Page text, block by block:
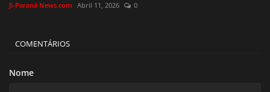
Ji-Paraná News.com Abril 11, 2026 0
COMENTÁRIOS
Nome